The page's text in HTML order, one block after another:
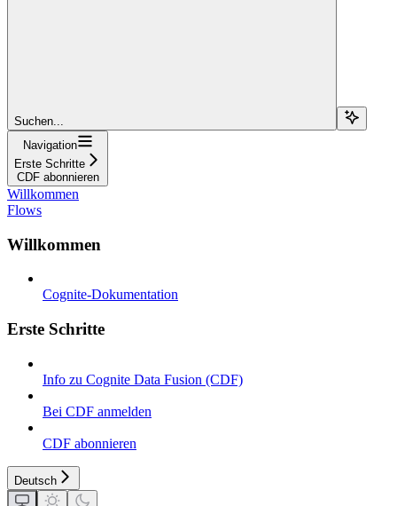
Suchen...
Navigation
Erste Schritte
CDF abonnieren
Willkommen
Flows
Willkommen
Cognite-Dokumentation
Erste Schritte
Info zu Cognite Data Fusion (CDF)
Bei CDF anmelden
CDF abonnieren
Deutsch